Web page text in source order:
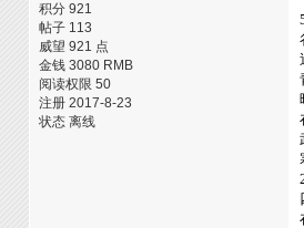
积分 921
帖子 113
威望 921 点
金钱 3080 RMB
阅读权限 50
注册 2017-8-23
状态 离线